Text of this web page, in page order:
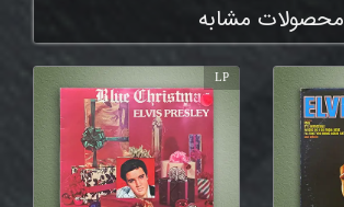
محصولات مشابه
LP